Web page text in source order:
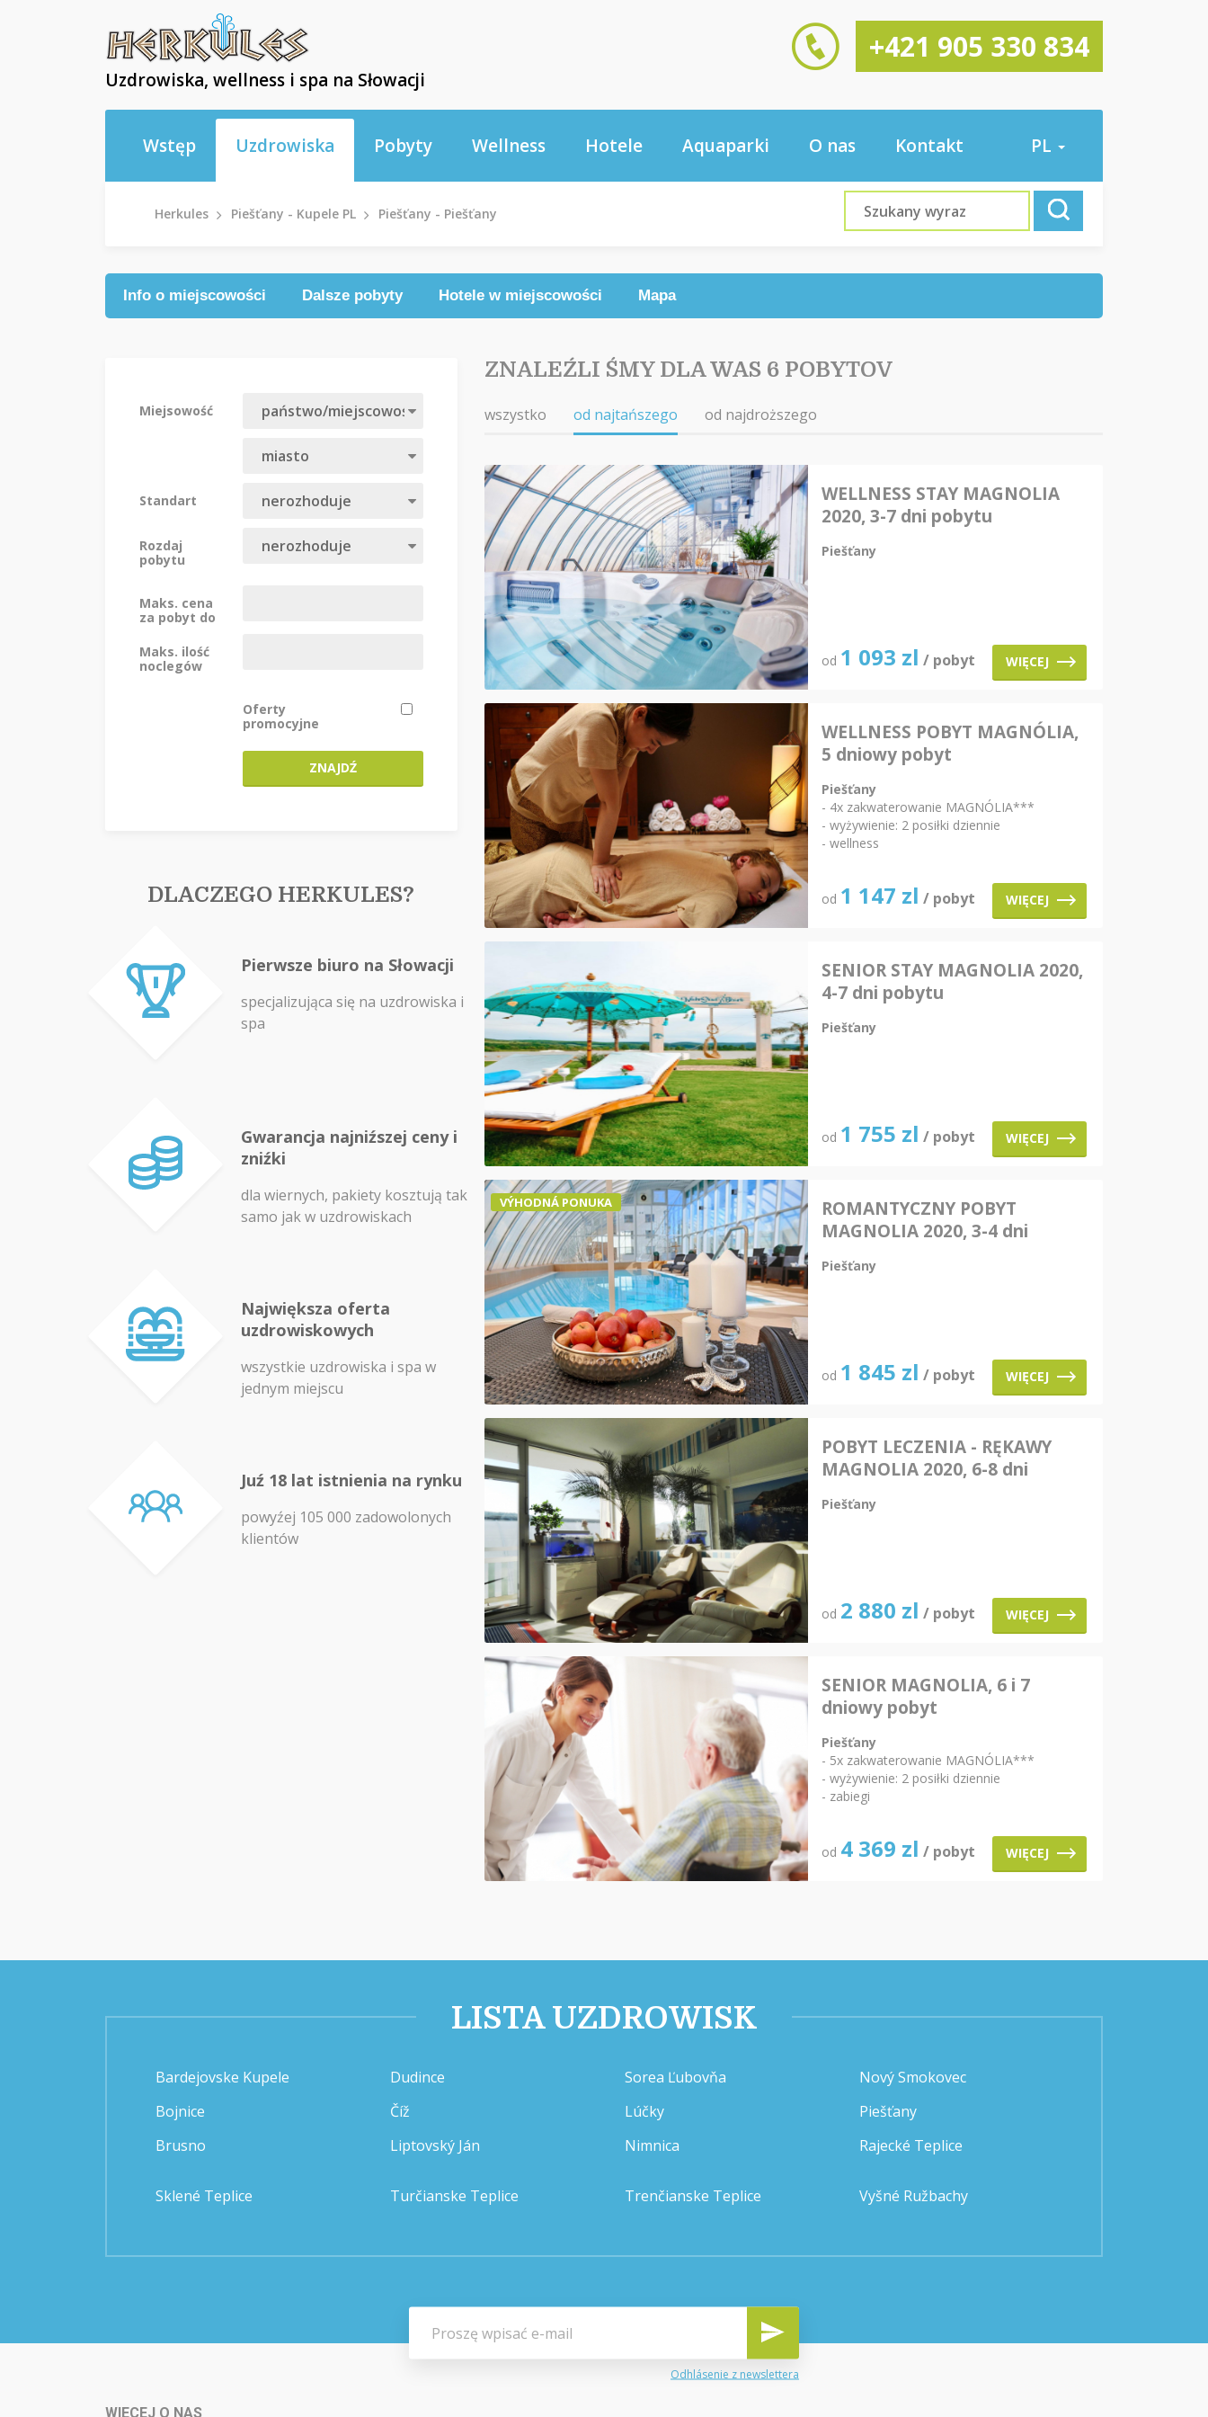
Uzdrowiska, wellness i spa na Słowacji
+421 905 330 834
Wstęp Uzdrowiska Pobyty Wellness Hotele Aquaparki O nas Kontakt PL
Herkules Piešťany - Kupele PL Piešťany - Piešťany
Info o miejscowości Dalsze pobyty Hotele w miejscowości Mapa
Miejsowość
Standart
Rozdaj
pobytu
Maks. cena
za pobyt do
Maks. ilość
noclegów
Oferty
promocyjne
ZNAJDŹ
DLACZEGO HERKULES?
Pierwsze biuro na Słowacji
specjalizująca się na uzdrowiska i
spa
Gwarancja najniźszej ceny i
zniźki
dla wiernych, pakiety kosztują tak
samo jak w uzdrowiskach
Największa oferta
uzdrowiskowych
wszystkie uzdrowiska i spa w
jednym miejscu
Juź 18 lat istnienia na rynku
powyźej 105 000 zadowolonych
klientów
ZNALEŹLI ŚMY DLA WAS 6 POBYTOV
wszystko od najtańszego od najdroższego
WELLNESS STAY MAGNOLIA
2020, 3-7 dni pobytu
Piešťany
od 1 093 zl / pobyt WIĘCEJ
WELLNESS POBYT MAGNÓLIA,
5 dniowy pobyt
Piešťany
- 4x zakwaterowanie MAGNÓLIA***
- wyżywienie: 2 posiłki dziennie
- wellness
od 1 147 zl / pobyt WIĘCEJ
SENIOR STAY MAGNOLIA 2020,
4-7 dni pobytu
Piešťany
od 1 755 zl / pobyt WIĘCEJ
VÝHODNÁ PONUKA
ROMANTYCZNY POBYT
MAGNOLIA 2020, 3-4 dni
Piešťany
od 1 845 zl / pobyt WIĘCEJ
POBYT LECZENIA - RĘKAWY
MAGNOLIA 2020, 6-8 dni
Piešťany
od 2 880 zl / pobyt WIĘCEJ
SENIOR MAGNOLIA, 6 i 7
dniowy pobyt
Piešťany
- 5x zakwaterowanie MAGNÓLIA***
- wyżywienie: 2 posiłki dziennie
- zabiegi
od 4 369 zl / pobyt WIĘCEJ
LISTA UZDROWISK
Bardejovske Kupele
Bojnice
Brusno
Dudince
Číž
Liptovský Ján
Sorea Ľubovňa
Lúčky
Nimnica
Nový Smokovec
Piešťany
Rajecké Teplice
Sklené Teplice Turčianske Teplice Trenčianske Teplice Vyšné Ružbachy
Odhlásenie z newslettera
WIECEJ O NAS